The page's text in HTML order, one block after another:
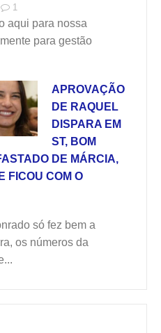
1
aqui para nossa
para gestão
APROVAÇÃO
DE RAQUEL
DISPARA EM
ST, BOM
DE MÁRCIA,
FICOU COM O
só fez bem a
os números da